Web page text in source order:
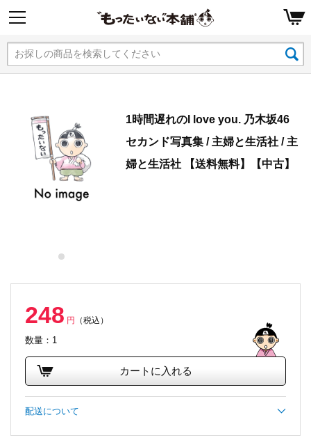
1時間遅れのI love you. 乃木坂46
セカンド写真集 / 主婦と生活社 / 主
婦と生活社 【送料無料】【中古】
248 円 （税込）
数量：1
カートに入れる
配送について